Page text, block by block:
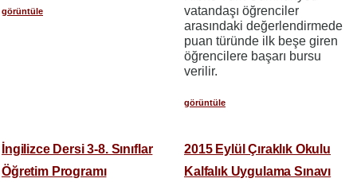
görüntüle
vatandaşı öğrenciler
arasındaki değerlendirmede
puan türünde ilk beşe giren
öğrencilere başarı bursu
verilir.
görüntüle
İngilizce Dersi 3-8. Sınıflar
Öğretim Programı
2015 Eylül Çıraklık Okulu
Kalfalık Uygulama Sınavı